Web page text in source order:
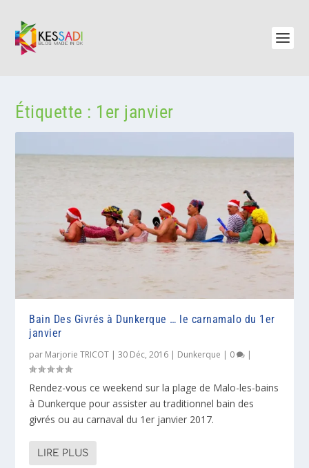
Étiquette : 1er janvier
Bain Des Givrés à Dunkerque … le carnamalo du 1er
janvier
par Marjorie TRICOT |30 Déc, 2016 | Dunkerque | 0 |
Rendez-vous ce weekend sur la plage de Malo-les-bains
à Dunkerque pour assister au traditionnel bain des
givrés ou au carnaval du 1er janvier 2017.
LIRE PLUS